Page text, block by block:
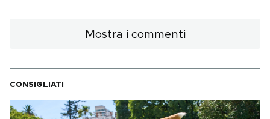
Mostra i commenti
CONSIGLIATI